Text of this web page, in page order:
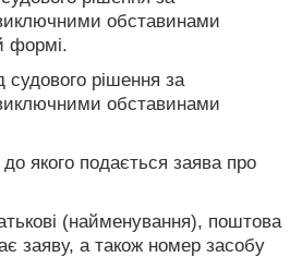
обставинами
формі.
судового рішення за
обставинами
якого подається заява про
(найменування), поштова
заяву, а також номер засобу